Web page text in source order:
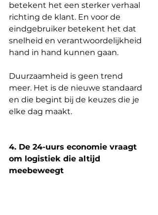
betekent het een sterker verhaal
richting de klant. En voor de
eindgebruiker betekent het dat
snelheid en verantwoordelijkheid
hand in hand kunnen gaan.
Duurzaamheid is geen trend
meer. Het is de nieuwe standaard
en die begint bij de keuzes die je
elke dag maakt.
4. De 24-uurs economie vraagt
om logistiek die altijd
meebeweegt